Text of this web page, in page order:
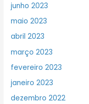
junho 2023
maio 2023
abril 2023
março 2023
fevereiro 2023
janeiro 2023
dezembro 2022